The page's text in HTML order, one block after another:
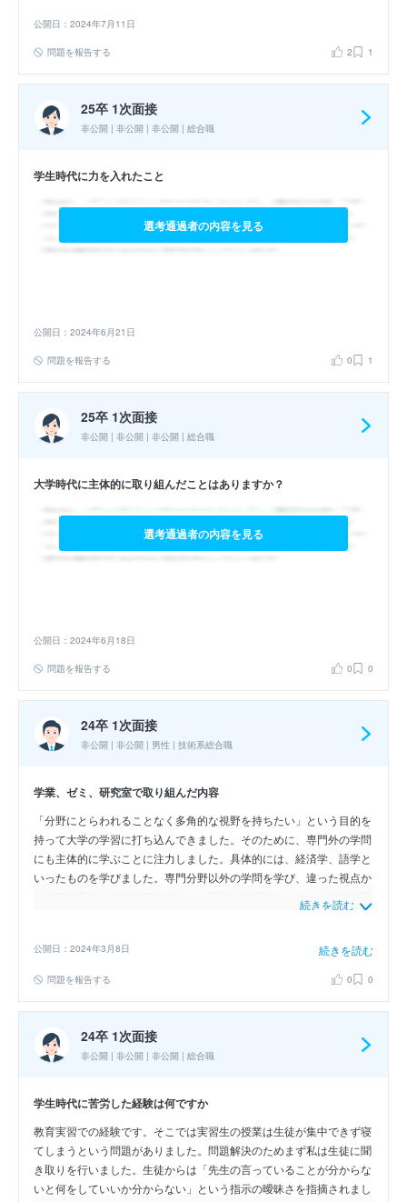
公開日：2024年7月11日
問題を報告する 2 1
25卒 1次面接
非公開 | 非公開 | 非公開 | 総合職
学生時代に力を入れたこと
選考通過者の内容を見る
公開日：2024年6月21日
問題を報告する 0 1
25卒 1次面接
非公開 | 非公開 | 非公開 | 総合職
大学時代に主体的に取り組んだことはありますか？
選考通過者の内容を見る
公開日：2024年6月18日
問題を報告する 0 0
24卒 1次面接
非公開 | 非公開 | 男性 | 技術系総合職
学業、ゼミ、研究室で取り組んだ内容
「分野にとらわれることなく多角的な視野を持ちたい」という目的を
持って大学の学習に打ち込んできました。そのために、専門外の学問
にも主体的に学ぶことに注力しました。具体的には、経済学、語学と
いったものを学びました。専門分野以外の学問を学び、違った視点か
工学基礎演習を受け統計学に興味を持ちました。現在は統計学の研究
分析や最適値を導き出すための数学を学んでいます。Rでは、膨大な
量のデータを効率よく分析することが可能であり、分析したデータを
続きを読む
公開日：2024年3月8日 続きを読む
問題を報告する 0 0
24卒 1次面接
非公開 | 非公開 | 非公開 | 総合職
学生時代に苦労した経験は何ですか
教育実習での経験です。そこでは実習生の授業は生徒が集中できず寝
てしまうという問題がありました。問題解決のためまず私は生徒に聞
き取りを行いました。生徒からは「先生の言っていることが分からな
いと何をしていいか分からない」という指示の曖昧さを指摘されまし